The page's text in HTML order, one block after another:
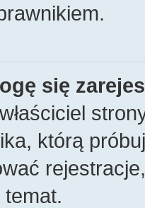
się
którą